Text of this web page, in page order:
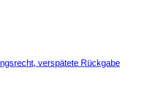
verspätete Rückgabe